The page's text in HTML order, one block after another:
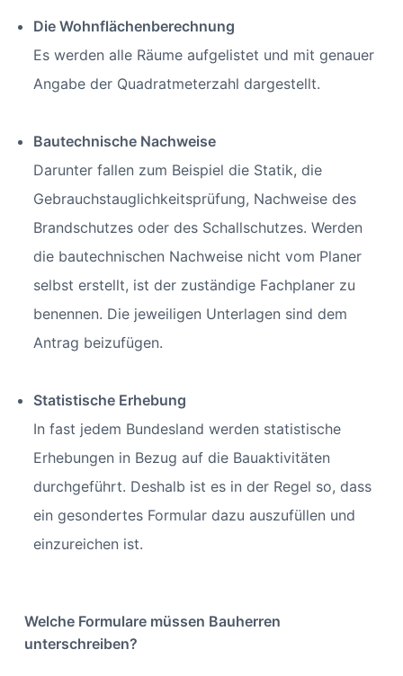
Die Wohnflächenberechnung
Es werden alle Räume aufgelistet und mit genauer
Angabe der Quadratmeterzahl dargestellt.
Bautechnische Nachweise
Darunter fallen zum Beispiel die Statik, die
Gebrauchstauglichkeitsprüfung, Nachweise des
Brandschutzes oder des Schallschutzes. Werden
die bautechnischen Nachweise nicht vom Planer
selbst erstellt, ist der zuständige Fachplaner zu
benennen. Die jeweiligen Unterlagen sind dem
Antrag beizufügen.
Statistische Erhebung
In fast jedem Bundesland werden statistische
Erhebungen in Bezug auf die Bauaktivitäten
durchgeführt. Deshalb ist es in der Regel so, dass
ein gesondertes Formular dazu auszufüllen und
einzureichen ist.
Welche Formulare müssen Bauherren
unterschreiben?